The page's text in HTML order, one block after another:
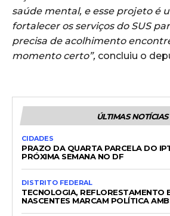
saúde mental, e esse projeto é
fortalecer os serviços do SUS
precisa de acolhimento
momento certo”, concluiu o
ÚLTIMAS NOTÍCIAS
CIDADES
PRAZO DA QUARTA PARCELA DO
PRÓXIMA SEMANA NO DF
DISTRITO FEDERAL
TECNOLOGIA, REFLORESTAMENTO
NASCENTES MARCAM POLÍTICA